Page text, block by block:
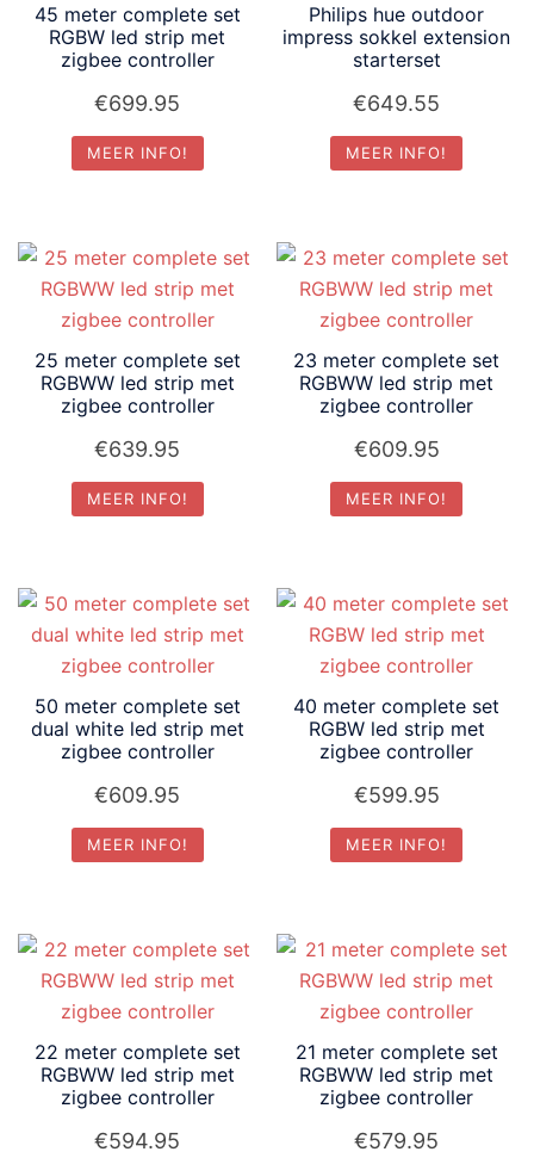
45 meter complete set
RGBW led strip met
zigbee controller
€699.95
MEER INFO!
Philips hue outdoor
impress sokkel extension
starterset
€649.55
MEER INFO!
25 meter complete set
RGBWW led strip met
zigbee controller
€639.95
MEER INFO!
23 meter complete set
RGBWW led strip met
zigbee controller
€609.95
MEER INFO!
50 meter complete set
dual white led strip met
zigbee controller
€609.95
MEER INFO!
40 meter complete set
RGBW led strip met
zigbee controller
€599.95
MEER INFO!
22 meter complete set
RGBWW led strip met
zigbee controller
€594.95
21 meter complete set
RGBWW led strip met
zigbee controller
€579.95